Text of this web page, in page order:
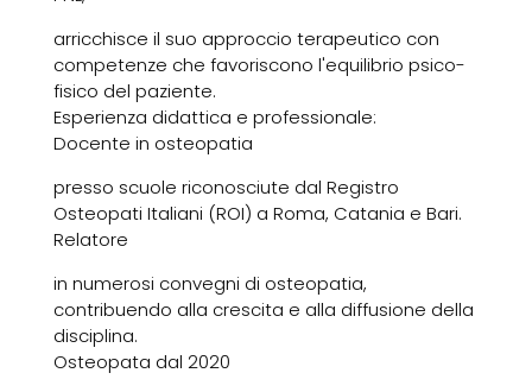
arricchisce il suo approccio terapeutico con
competenze che favoriscono l'equilibrio psico-
fisico del paziente.
Esperienza didattica e professionale:
Docente in osteopatia
presso scuole riconosciute dal Registro
Osteopati Italiani (ROI) a Roma, Catania e Bari.
Relatore
in numerosi convegni di osteopatia,
contribuendo alla crescita e alla diffusione della
disciplina.
Osteopata dal 2020